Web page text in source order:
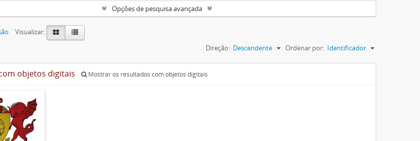
Opções de pesquisa avançada
Visualizar:
Ordenar por: Identificador
Direção: Descendente
objetos digitais Mostrar os resultados com objetos digitais